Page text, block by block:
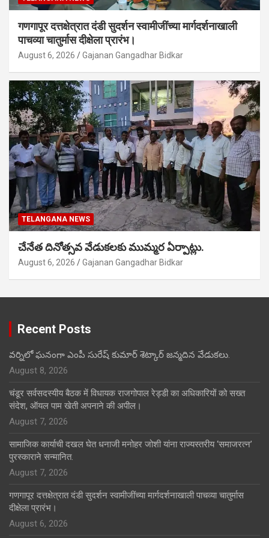
गणगापूर दत्तक्षेत्रात दंडी सुदर्शन स्वामीजींच्या मार्गदर्शनाखाली
पाचव्या चातुर्मास दीक्षेला प्रारंभ।
August 6, 2026 Gajanan Gangadhar Bidkar
TELANGANA NEWS
చేనేత దినోత్సవ వేడుకలకు ముమ్మర ఏర్పాట్లు.
August 6, 2026 Gajanan Gangadhar Bidkar
Recent Posts
వర్నిలో ఘనంగా ఎంపీ సురేష్ కుమార్ శెట్కార్ జన్మదిన వేడుకలు.
August 8, 2026
चंडूर सर्वसदस्यीय बैठक में विधायक राजगोपाल रेड्डी का अधिकारियों को सख्त
संदेश, ऑयल पाम खेती अपनाने की अपील।
August 7, 2026
सामाजिक कार्याची दखल घेत धनाजी मनोहर जोशी यांना राज्यस्तरीय ‘समाजरत्न’
पुरस्काराने सन्मानित.
August 7, 2026
गणगापूर दत्तक्षेत्रात दंडी सुदर्शन स्वामीजींच्या मार्गदर्शनाखाली पाचव्या चातुर्मास
दीक्षेला प्रारंभ।
August 6, 2026